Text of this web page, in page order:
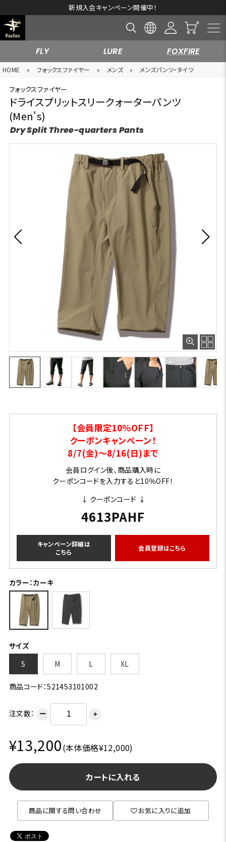
新規入会キャンペーン開催中！
FLY LURE FOXFIRE
HOME » フォックスファイヤー » メンズ » メンズパンツ・タイツ
フォックスファイヤー
ドライスプリットスリークォーターパンツ
(Men's)
Dry Split Three-quarters Pants
【会員限定10％OFF】
クーポンキャンペーン！
8/7(金)～8/16(日)まで
会員ログイン後、商品購入時に
クーポンコードを入力すると10％OFF！
↓ クーポンコード ↓
4613PAHF
キャンペーン詳細は
こちら
会員登録はこちら
カラー：カーキ
サイズ
S
M L XL
商品コード：521453101002
注文数： ー ＋
¥13,200(本体価格¥12,000)
カートに入れる
商品に関する問い合わせ お気に入りに追加